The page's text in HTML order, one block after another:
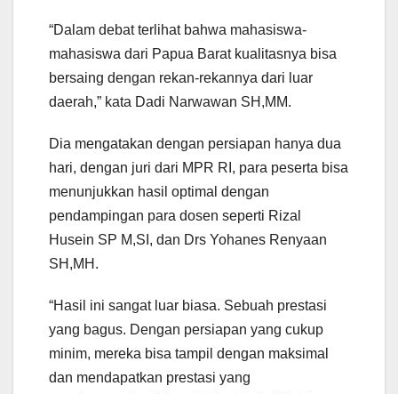
“Dalam debat terlihat bahwa mahasiswa-
mahasiswa dari Papua Barat kualitasnya bisa
bersaing dengan rekan-rekannya dari luar
daerah,” kata Dadi Narwawan SH,MM.
Dia mengatakan dengan persiapan hanya dua
hari, dengan juri dari MPR RI, para peserta bisa
menunjukkan hasil optimal dengan
pendampingan para dosen seperti Rizal
Husein SP M,SI, dan Drs Yohanes Renyaan
SH,MH.
“Hasil ini sangat luar biasa. Sebuah prestasi
yang bagus. Dengan persiapan yang cukup
minim, mereka bisa tampil dengan maksimal
dan mendapatkan prestasi yang